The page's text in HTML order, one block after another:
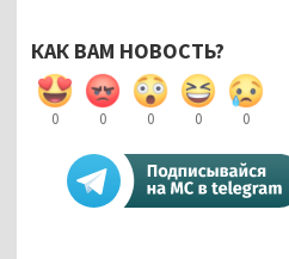
КАК ВАМ НОВОСТЬ?
0 0 0 0 0